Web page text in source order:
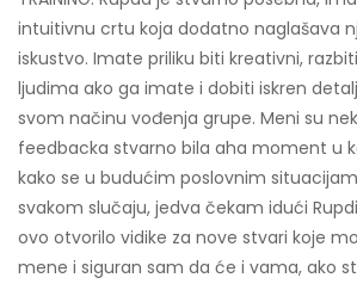
intuitivnu crtu koja dodatno naglašava
iskustvo. Imate priliku biti kreativni,
ljudima ako ga imate i dobiti iskren
svom načinu vođenja grupe. Meni su
feedbacka stvarno bila aha moment u
kako se u budućim poslovnim
svakom slučaju, jedva čekam idući
ovo otvorilo vidike za nove stvari koje
mene i siguran sam da će i vama, ako